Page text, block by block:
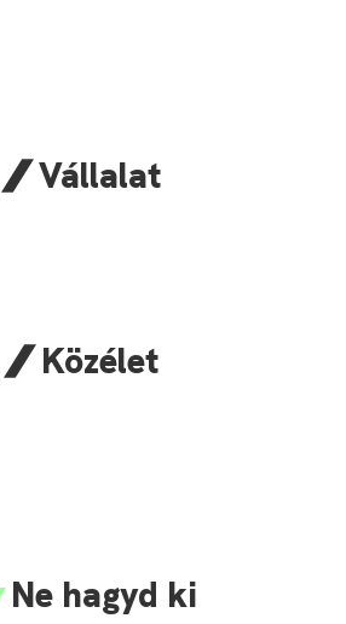
Vállalat
Közélet
Ne hagyd ki